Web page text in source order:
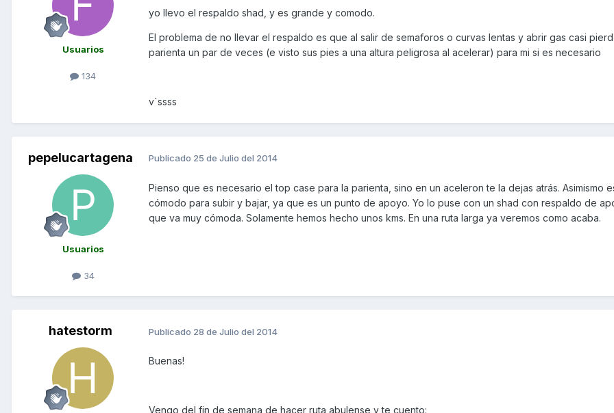
Usuarios
134
yo llevo el respaldo shad, y es grande y comodo.
El problema de no llevar el respaldo es que al salir de semaforos o curvas lentas y abrir gas casi
parienta un par de veces (e visto sus pies a una altura peligrosa al acelerar) para mi si es necesario
v´ssss
pepelucartagena
Usuarios
34
Publicado 25 de Julio del 2014
Pienso que es necesario el top case para la parienta, sino en un aceleron te la dejas atrás. Asimismo
cómodo para subir y bajar, ya que es un punto de apoyo. Yo lo puse con un shad con respaldo de
que va muy cómoda. Solamente hemos hecho unos kms. En una ruta larga ya veremos como acaba.
hatestorm Publicado 28 de Julio del 2014
Buenas!
Vengo del fin de semana de hacer ruta abulense y te cuento: